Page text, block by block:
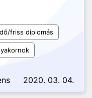
friss diplomás
2020. 03. 04.